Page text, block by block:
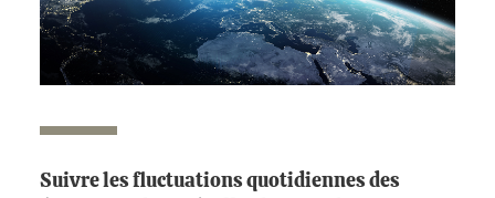
Suivre les fluctuations quotidiennes des